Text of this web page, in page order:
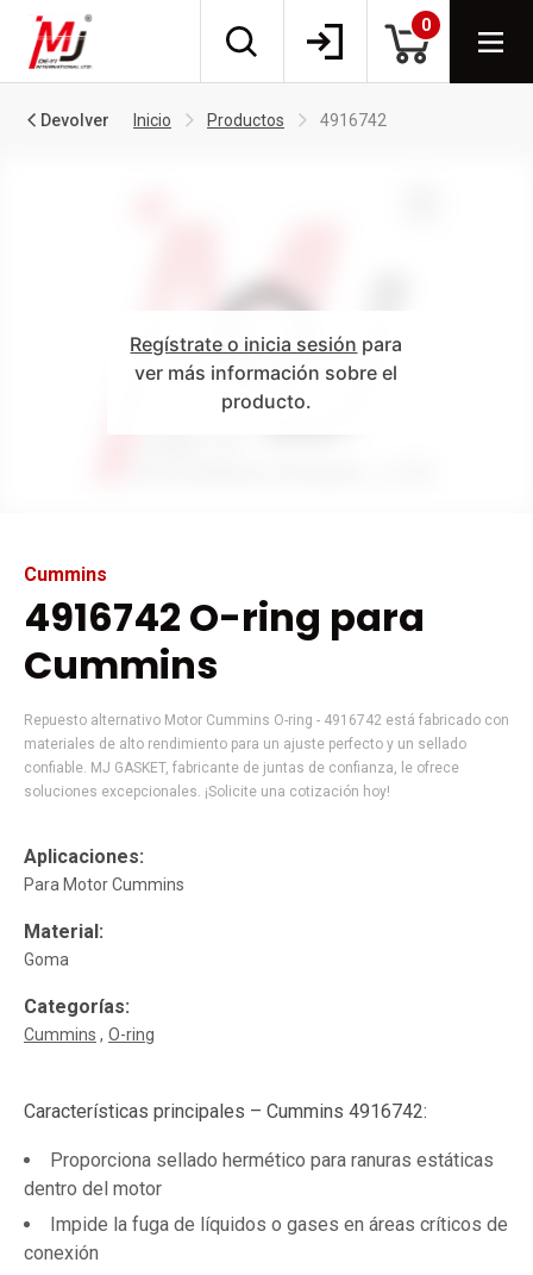
0
Devolver Inicio Productos 4916742
Regístrate o inicia sesión para
ver más información sobre el
producto.
Cummins
4916742 O-ring para
Cummins
Repuesto alternativo Motor Cummins O-ring - 4916742 está fabricado con
materiales de alto rendimiento para un ajuste perfecto y un sellado
confiable. MJ GASKET, fabricante de juntas de confianza, le ofrece
soluciones excepcionales. ¡Solicite una cotización hoy!
Aplicaciones:
Para Motor Cummins
Material:
Goma
Categorías:
Cummins O-ring
Características principales – Cummins 4916742:
Proporciona sellado hermético para ranuras estáticas
dentro del motor
Impide la fuga de líquidos o gases en áreas críticos de
conexión